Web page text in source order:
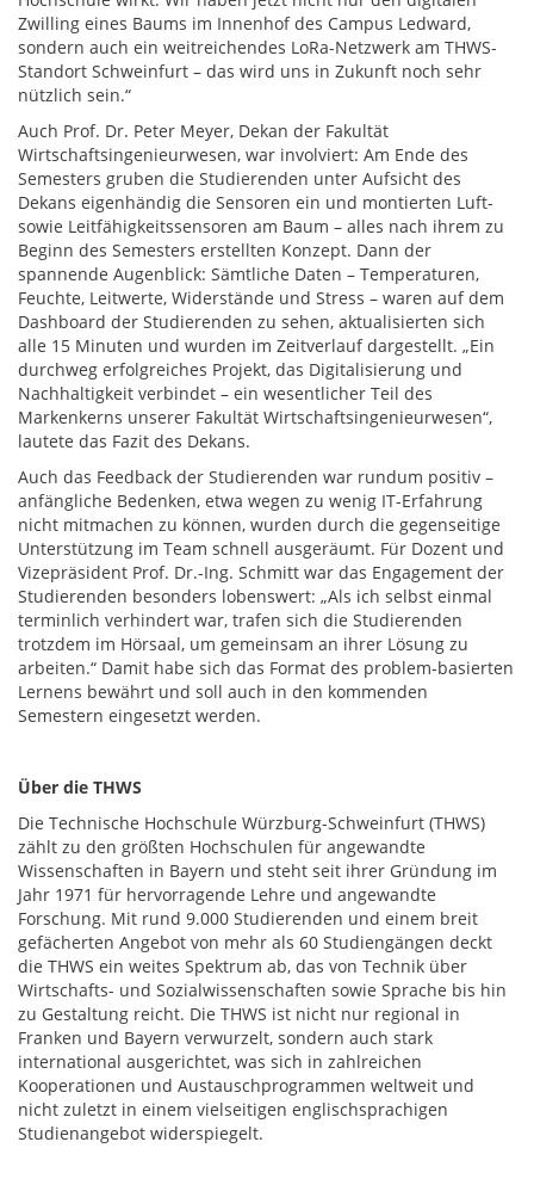
Zwilling eines Baums im Innenhof des Campus Ledward,
sondern auch ein weitreichendes LoRa-Netzwerk am THWS-
Standort Schweinfurt – das wird uns in Zukunft noch sehr
nützlich sein.“
Auch Prof. Dr. Peter Meyer, Dekan der Fakultät
Wirtschaftsingenieurwesen, war involviert: Am Ende des
Semesters gruben die Studierenden unter Aufsicht des
Dekans eigenhändig die Sensoren ein und montierten Luft-
sowie Leitfähigkeitssensoren am Baum – alles nach ihrem zu
Beginn des Semesters erstellten Konzept. Dann der
spannende Augenblick: Sämtliche Daten – Temperaturen,
Feuchte, Leitwerte, Widerstände und Stress – waren auf dem
Dashboard der Studierenden zu sehen, aktualisierten sich
alle 15 Minuten und wurden im Zeitverlauf dargestellt. „Ein
durchweg erfolgreiches Projekt, das Digitalisierung und
Nachhaltigkeit verbindet – ein wesentlicher Teil des
Markenkerns unserer Fakultät Wirtschaftsingenieurwesen“,
lautete das Fazit des Dekans.
Auch das Feedback der Studierenden war rundum positiv –
anfängliche Bedenken, etwa wegen zu wenig IT-Erfahrung
nicht mitmachen zu können, wurden durch die gegenseitige
Unterstützung im Team schnell ausgeräumt. Für Dozent und
Vizepräsident Prof. Dr.-Ing. Schmitt war das Engagement der
Studierenden besonders lobenswert: „Als ich selbst einmal
terminlich verhindert war, trafen sich die Studierenden
trotzdem im Hörsaal, um gemeinsam an ihrer Lösung zu
arbeiten.“ Damit habe sich das Format des problem-basierten
Lernens bewährt und soll auch in den kommenden
Semestern eingesetzt werden.
Über die THWS
Die Technische Hochschule Würzburg-Schweinfurt (THWS)
zählt zu den größten Hochschulen für angewandte
Wissenschaften in Bayern und steht seit ihrer Gründung im
Jahr 1971 für hervorragende Lehre und angewandte
Forschung. Mit rund 9.000 Studierenden und einem breit
gefächerten Angebot von mehr als 60 Studiengängen deckt
die THWS ein weites Spektrum ab, das von Technik über
Wirtschafts- und Sozialwissenschaften sowie Sprache bis hin
zu Gestaltung reicht. Die THWS ist nicht nur regional in
Franken und Bayern verwurzelt, sondern auch stark
international ausgerichtet, was sich in zahlreichen
Kooperationen und Austauschprogrammen weltweit und
nicht zuletzt in einem vielseitigen englischsprachigen
Studienangebot widerspiegelt.